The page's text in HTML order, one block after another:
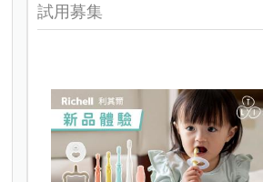
試用募集